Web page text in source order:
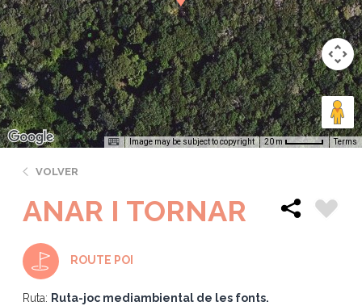
Image may be subject to copyright 20 m Terms
VOLVER
ANAR I TORNAR
ROUTE POI
Ruta: Ruta-joc mediambiental de les fonts.